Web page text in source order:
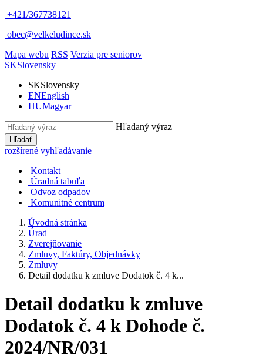
+421/367738121
obec@velkeludince.sk
Mapa webu RSS Verzia pre seniorov
SKSlovensky
SKSlovensky
ENEnglish
HUMagyar
Hľadaný výraz
Hľadať
rozšírené vyhľadávanie
Kontakt
Úradná tabuľa
Odvoz odpadov
Komunitné centrum
Úvodná stránka
Úrad
Zverejňovanie
Zmluvy, Faktúry, Objednávky
Zmluvy
Detail dodatku k zmluve Dodatok č. 4 k...
Detail dodatku k zmluve
Dodatok č. 4 k Dohode č.
2024/NR/031